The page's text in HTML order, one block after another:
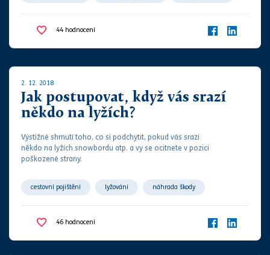
náhrada škody náhrada újmy pojištění
pojišťovna
44 hodnocení
2. 12. 2018
Jak postupovat, když vás srazí
někdo na lyžích?
Výstižné shrnutí toho, co si podchytit, pokud vás srazí
někdo na lyžích snowbordu atp. a vy se ocitnete v pozici
poškozené strany.
cestovní pojištění lyžování náhrada škody
náhrada újmy pojišťovna
poškozený
46 hodnocení